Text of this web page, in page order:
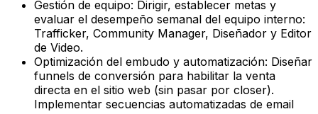
Gestión de equipo: Dirigir, establecer metas y
evaluar el desempeño semanal del equipo interno:
Trafficker, Community Manager, Diseñador y Editor
de Video.
Optimización del embudo y automatización: Diseñar
funnels de conversión para habilitar la venta
directa en el sitio web (sin pasar por closer).
Implementar secuencias automatizadas de email